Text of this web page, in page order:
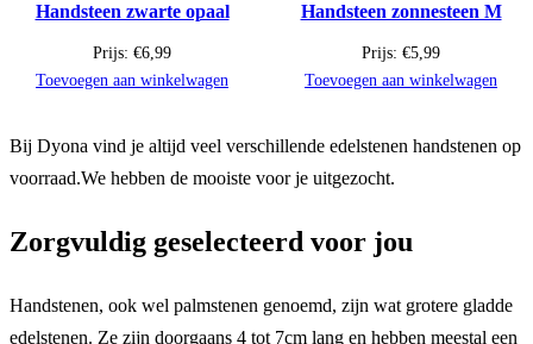
Handsteen zwarte opaal
Prijs: €6,99
Toevoegen aan winkelwagen
Handsteen zonnesteen M
Prijs: €5,99
Toevoegen aan winkelwagen
Bij Dyona vind je altijd veel verschillende edelstenen handstenen op
voorraad.We hebben de mooiste voor je uitgezocht.
Zorgvuldig geselecteerd voor jou
Handstenen, ook wel palmstenen genoemd, zijn wat grotere gladde
edelstenen. Ze zijn doorgaans 4 tot 7cm lang en hebben meestal een